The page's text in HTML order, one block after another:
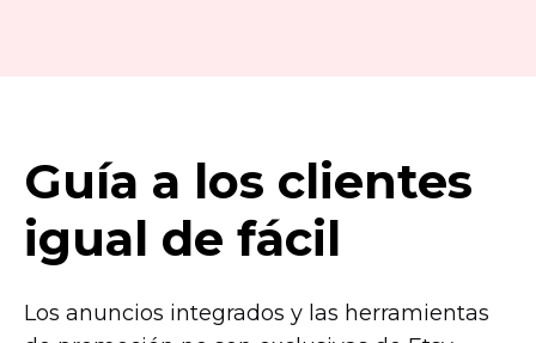
Guía a los clientes
igual de fácil
Los anuncios integrados y las herramientas